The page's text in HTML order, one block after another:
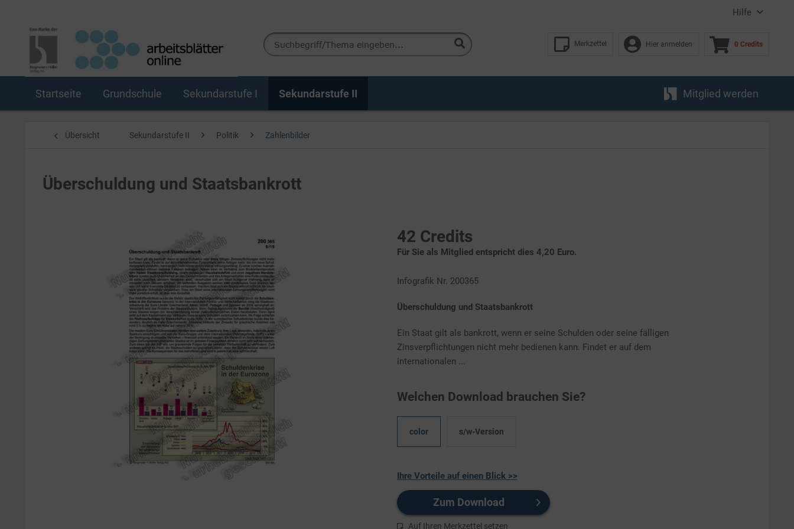
Hilfe
Merkzettel Hier anmelden 0 Credits
Startseite Grundschule Sekundarstufe I Sekundarstufe II Mitglied werden
Übersicht Sekundarstufe II Politik Zahlenbilder
Überschuldung und Staatsbankrott
42 Credits
Für Sie als Mitglied entspricht dies 4,20 Euro.
Infografik Nr. 200365
Überschuldung und Staatsbankrott
Ein Staat gilt als bankrott, wenn er seine Schulden oder seine fälligen
Zinsverpflichtungen nicht mehr bedienen kann. Findet er auf dem
internationalen ...
Welchen Download brauchen Sie?
color s/w-Version
Ihre Vorteile auf einen Blick >>
Zum Download
Auf Ihren Merkzettel setzen